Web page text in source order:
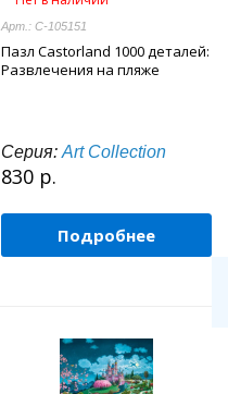
Арт.: C-105151
Пазл Castorland 1000 деталей:
Развлечения на пляже
Серия: Art Collection
830 р.
Подробнее